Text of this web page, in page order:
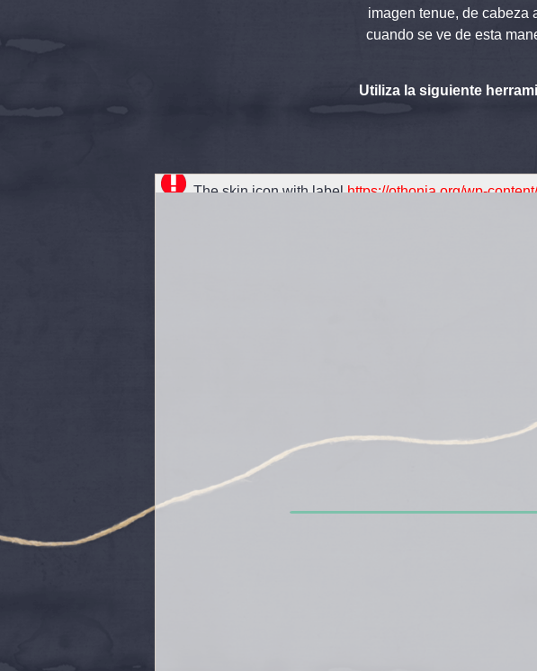
imagen tenue, de cabeza
cuando se ve de esta
Utiliza la siguiente
The skin icon with labelhttps://othonia.org/wp-